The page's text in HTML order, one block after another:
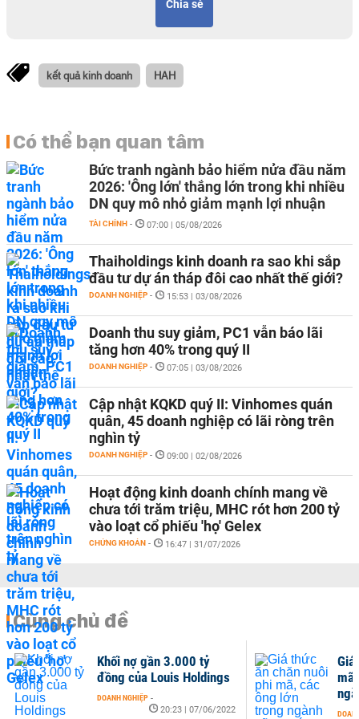
Chia sẻ
kết quả kinh doanh HAH
Có thể bạn quan tâm
Bức tranh ngành bảo hiểm nửa đầu năm
2026: 'Ông lớn' thắng lớn trong khi nhiều
DN quy mô nhỏ giảm mạnh lợi nhuận
TÀI CHÍNH - 07:00 | 05/08/2026
Thaiholdings kinh doanh ra sao khi sắp
đầu tư dự án tháp đôi cao nhất thế giới?
DOANH NGHIỆP - 15:53 | 03/08/2026
Doanh thu suy giảm, PC1 vẫn báo lãi
tăng hơn 40% trong quý II
DOANH NGHIỆP - 07:05 | 03/08/2026
Cập nhật KQKD quý II: Vinhomes quán
quân, 45 doanh nghiệp có lãi ròng trên
nghìn tỷ
DOANH NGHIỆP - 09:00 | 02/08/2026
Hoạt động kinh doanh chính mang về
chưa tới trăm triệu, MHC rót hơn 200 tỷ
vào loạt cổ phiếu 'họ' Gelex
CHỨNG KHOÁN - 16:47 | 31/07/2026
Cùng chủ đề
Khối nợ gần 3.000 tỷ
đồng của Louis Holdings
DOANH NGHIỆP -
20:23 | 07/06/2022
Giá